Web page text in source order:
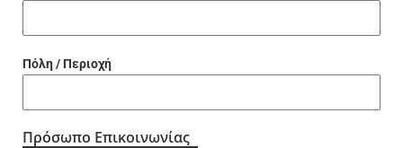
Πόλη / Περιοχή
Πρόσωπο Επικοινωνίας